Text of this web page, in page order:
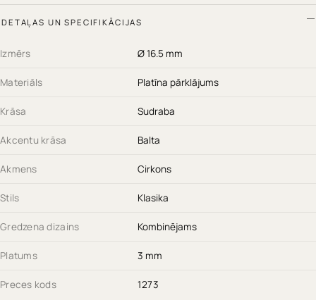
DETAĻAS UN SPECIFIKĀCIJAS
Izmērs Ø 16.5 mm
Materiāls Platīna pārklājums
Krāsa Sudraba
Akcentu krāsa Balta
Akmens Cirkons
Stils Klasika
Gredzena dizains Kombinējams
Platums 3 mm
Preces kods 1273